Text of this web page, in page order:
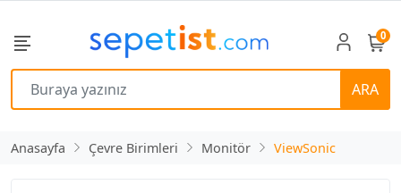
ARA
0
Anasayfa Çevre Birimleri Monitör ViewSonic